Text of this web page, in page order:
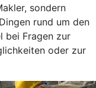
sondern
rund um den
bei Fragen zur
oder zur